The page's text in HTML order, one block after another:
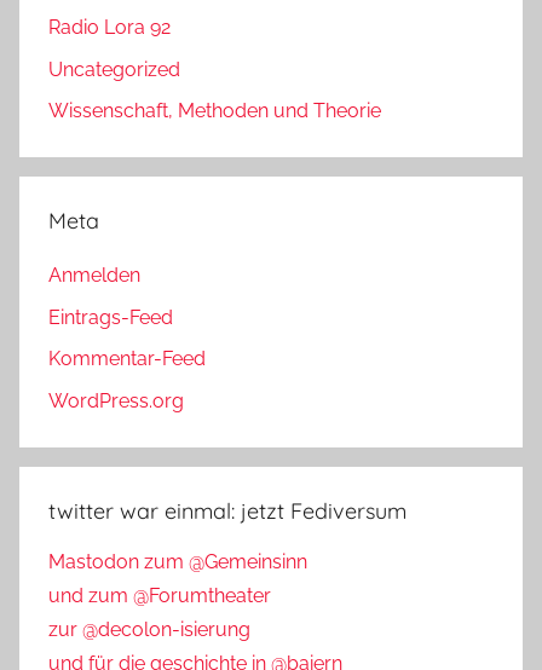
Radio Lora 92
Uncategorized
Wissenschaft, Methoden und Theorie
Meta
Anmelden
Eintrags-Feed
Kommentar-Feed
WordPress.org
twitter war einmal: jetzt Fediversum
Mastodon zum @Gemeinsinn
und zum @Forumtheater
zur @decolon-isierung
und für die geschichte in @baiern